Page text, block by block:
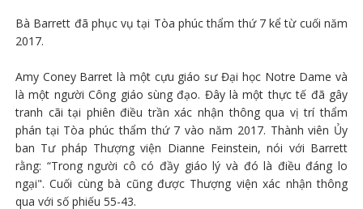
Bà Barrett đã phục vụ tại Tòa phúc thẩm thứ 7 kể từ cuối năm
2017.
Amy Coney Barret là một cựu giáo sư Đại học Notre Dame và
là một người Công giáo sùng đạo. Đây là một thực tế đã gây
tranh cãi tại phiên điều trần xác nhận thông qua vị trí thẩm
phán tại Tòa phúc thẩm thứ 7 vào năm 2017. Thành viên Ủy
ban Tư pháp Thượng viện Dianne Feinstein, nói với Barrett
rằng: “Trong người cô có đầy giáo lý và đó là điều đáng lo
ngại". Cuối cùng bà cũng được Thượng viện xác nhận thông
qua với số phiếu 55-43.